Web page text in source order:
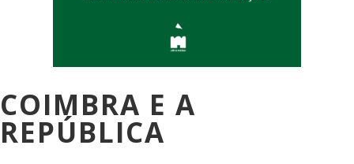
COIMBRA E A
REPÚBLICA